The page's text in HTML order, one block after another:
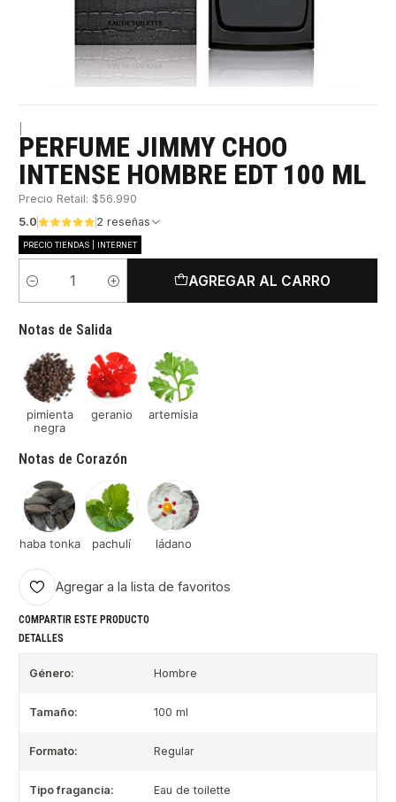
PERFUME JIMMY CHOO
INTENSE HOMBRE EDT 100 ML
Precio Retail: $56.990
5.0
2 reseñas
PRECIO TIENDAS | INTERNET
Cantidad
AGREGAR AL CARRO
Notas de Salida
pimienta
negra
geranio artemisia
Notas de Corazón
haba tonka pachulí ládano
Agregar a la lista de favoritos
COMPARTIR ESTE PRODUCTO
DETALLES
Género: Hombre
Tamaño: 100 ml
Formato: Regular
Tipo fragancia: Eau de toilette